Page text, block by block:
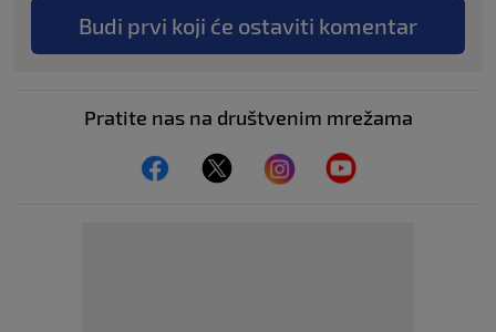
Budi prvi koji će ostaviti komentar
Pratite nas na društvenim mrežama